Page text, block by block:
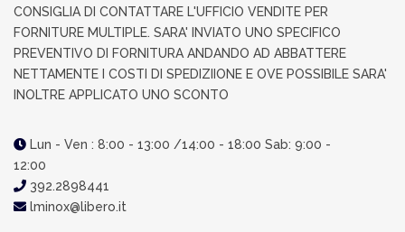
CONSIGLIA DI CONTATTARE L'UFFICIO VENDITE PER
FORNITURE MULTIPLE. SARA' INVIATO UNO SPECIFICO
PREVENTIVO DI FORNITURA ANDANDO AD ABBATTERE
NETTAMENTE I COSTI DI SPEDIZIIONE E OVE POSSIBILE SARA'
INOLTRE APPLICATO UNO SCONTO
Lun - Ven : 8:00 - 13:00 /14:00 - 18:00 Sab: 9:00 -
12:00
392.2898441
lminox@libero.it